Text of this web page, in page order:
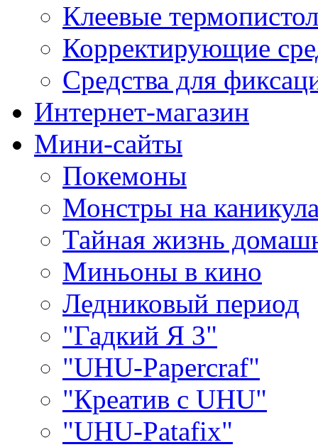
Клеевые
Корректирующие
Средства для
Интернет-магазин
Мини-сайты
Покемоны
Монстры на
Тайная жизнь
Миньоны в кино
Ледниковый период
"Гадкий Я 3"
"UHU-Papercraf"
"Креатив с UHU"
"UHU-Patafix"